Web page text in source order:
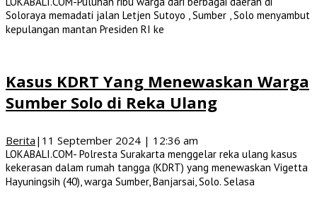
Soloraya memadati jalan Letjen Sutoyo , Sumber , Solo menyambut
kepulangan mantan Presiden RI ke
Kasus KDRT Yang Menewaskan Warga
Sumber Solo di Reka Ulang
Berita | 11 September 2024 | 12:36 am
LOKABALI.COM- Polresta Surakarta menggelar reka ulang kasus
kekerasan dalam rumah tangga (KDRT) yang menewaskan Vigetta
Hayuningsih (40), warga Sumber, Banjarsai, Solo. Selasa